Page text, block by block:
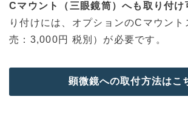
Cマウント（三眼鏡筒）へも取り付け
り付けには、オプションのCマウント
売：3,000円 税別）が必要です。
顕微鏡への取付方法はこ